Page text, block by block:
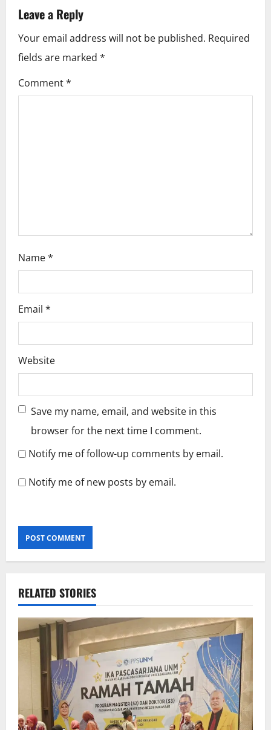
a
v
i
g
Leave a Reply
Your email address will not be published. Required
fields are marked *
Comment*
Name*
Email *
Website
Save my name, email, and website in this
browser for the next time I comment.
Notify me of follow-up comments by email.
Notify me of new posts by email.
RELATED STORIES